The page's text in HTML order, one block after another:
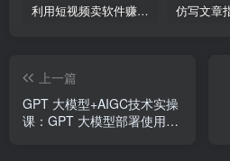
利用短视频卖软件赚钱，新手小白轻松月入10000+！
上一篇
GPT 大模型+AIGC技术实操
课：GPT 大模型部署使用